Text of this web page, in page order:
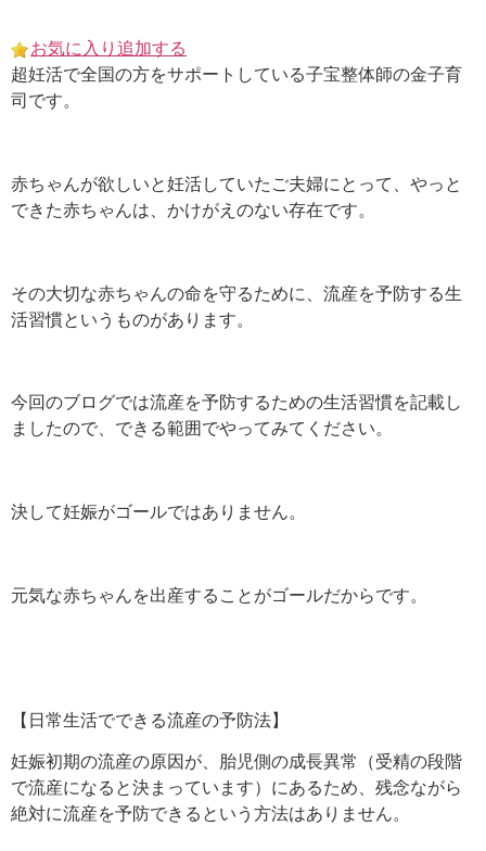
content
お気に入り追加する
超妊活で全国の方をサポートしている子宝整体師の金子育
司です。
赤ちゃんが欲しいと妊活していたご夫婦にとって、やっと
できた赤ちゃんは、かけがえのない存在です。
その大切な赤ちゃんの命を守るために、流産を予防する生
活習慣というものがあります。
今回のブログでは流産を予防するための生活習慣を記載し
ましたので、できる範囲でやってみてください。
決して妊娠がゴールではありません。
元気な赤ちゃんを出産することがゴールだからです。
【日常生活でできる流産の予防法】
妊娠初期の流産の原因が、胎児側の成長異常（受精の段階
で流産になると決まっています）にあるため、残念ながら
絶対に流産を予防できるという方法はありません。